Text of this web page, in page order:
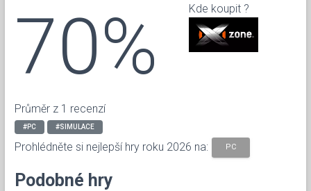
70%
Průměr z 1 recenzí
Kde koupit ?
#PC #SIMULACE
Prohlédněte si nejlepší hry roku 2026 na: PC
Podobné hry